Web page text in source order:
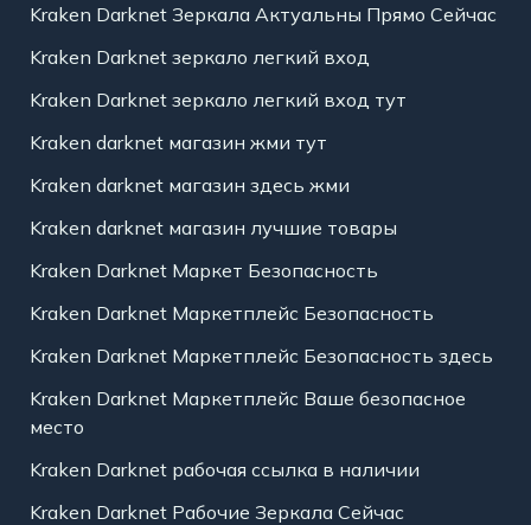
Kraken Darknet Зеркала Актуальны Прямо Сейчас
Kraken Darknet зеркало легкий вход
Kraken Darknet зеркало легкий вход тут
Kraken darknet магазин жми тут
Kraken darknet магазин здесь жми
Kraken darknet магазин лучшие товары
Kraken Darknet Маркет Безопасность
Kraken Darknet Маркетплейс Безопасность
Kraken Darknet Маркетплейс Безопасность здесь
Kraken Darknet Маркетплейс Ваше безопасное
место
Kraken Darknet рабочая ссылка в наличии
Kraken Darknet Рабочие Зеркала Сейчас